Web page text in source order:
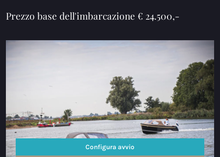
Prezzo base dell'imbarcazione € 24.500,-
Configura avvio